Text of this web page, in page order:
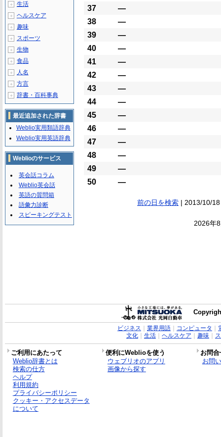
37
―
38
―
39
―
40
―
41
―
42
―
43
―
44
―
45
―
46
―
47
―
48
―
49
―
50
―
前の日を検索| 2013/10/
2026年
＋ 生活
＋ ヘルスケア
＋ 趣味
＋ スポーツ
＋ 生物
＋ 食品
＋ 人名
＋ 方言
＋ 辞書・百科事典
最近追加された辞書
Weblio実用類語辞典
Weblio実用英語辞典
Weblioのサービス
英会話コラム
Weblio英会話
英語の質問箱
語彙力診断
スピーキングテスト
ビジネス 業界用語｜ コンピュータ
文化｜ 生活｜ ヘルスケア 趣味｜
ご利用にあたって 便利にWeblioを使う
お問
Weblio辞書とは
検索の仕方
ヘルプ
利用規約
プライバシーポリシー
クッキー・アクセスデータ
について
ウェブリオのアプリ
画像から探す
お問